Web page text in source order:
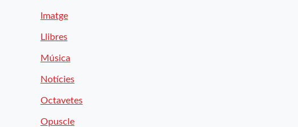
Imatge
Llibres
Música
Notícies
Octavetes
Opuscle